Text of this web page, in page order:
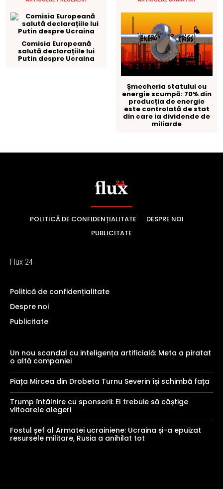
POLITICĂ DE CONFIDENȚIALITATE
DESPRE NOI
PUBLICITATE
Flux 24
Politică de confidențialitate
Despre noi
Publicitate
Un nou scandal cu inteligența artificială: Meta a piratat
o altă companiei
Piața Mircea din Drobeta Turnu Severin își schimbă fața
Trump întâlnire cu sponsorii: El trebuie să câștige
viitoarele alegeri
Fostul șef al Armatei ucrainiene: Ucraina și-a epuizat
resursele militare, Rusia a anihilat tot